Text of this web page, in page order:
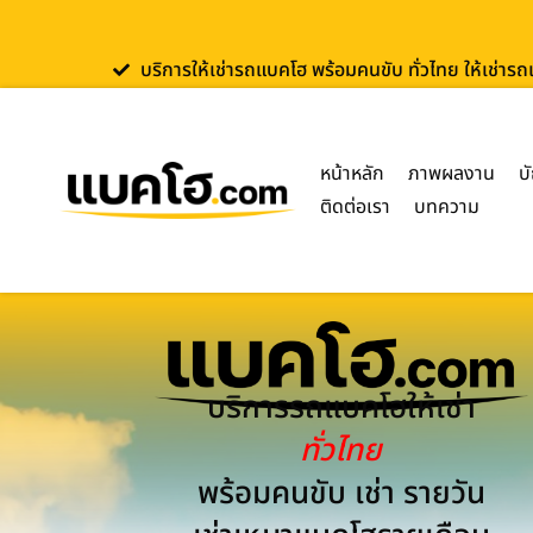
บริการให้เช่ารถแบคโฮ พร้อมคนขับ ทั่วไทย ให้เช่า
หน้าหลัก ภาพผลงาน
ติดต่อเรา
บทความ
บริการรถแบคโฮให้เช่า
ทั่วไทย
พร้อมคนขับ เช่า รายวัน